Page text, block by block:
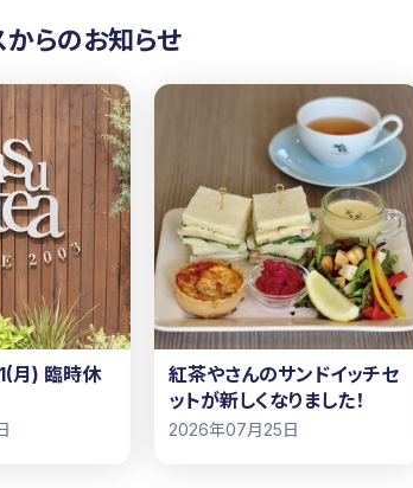
からのお知らせ
月) 臨時休
紅茶やさんのサンドイッチセ
ットが新しくなりました！
2026年07月25日